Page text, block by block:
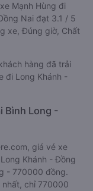
Mạnh Hùng đi
Nai đạt 3.1 / 5
xe, Đúng giờ, Chất
hàng đã trải
đi Long Khánh -
Bình Long -
giá vé xe
Khánh - Đồng
- 770000 đồng.
nhất, chỉ 770000